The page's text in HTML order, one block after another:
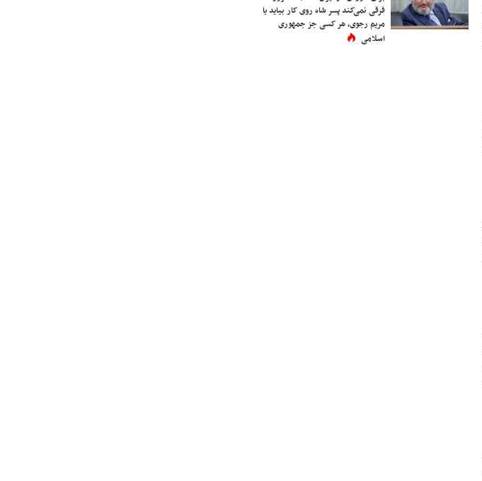
فرقی نمی‌کند پسر شاه روی کار بیاید یا
مریم رجوی، هر کسی جز جمهوری
اسلامی